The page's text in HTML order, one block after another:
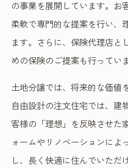
の事業を展開しています。お
柔軟で専門的な提案を行い、
ます。さらに、保険代理店と
めの保険のご提案も行ってい
土地分譲では、将来的な価値
自由設計の注文住宅では、建
客様の「理想」を反映させた
ォームやリノベーションによ
し、長く快適に住んでいただ